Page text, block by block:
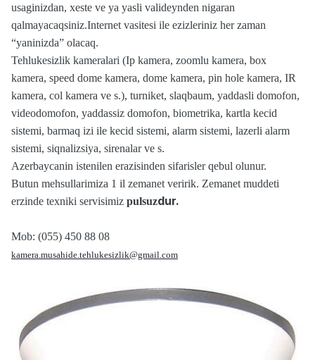
usaginizdan, xeste ve ya yasli valideynden nigaran
qalmayacaqsiniz.Internet vasitesi ile ezizleriniz her zaman
“yaninizda” olacaq.
Tehlukesizlik kameralari (Ip kamera, zoomlu kamera, box
kamera, speed dome kamera, dome kamera, pin hole kamera, IR
kamera, col kamera ve s.), turniket, slaqbaum, yaddasli domofon,
videodomofon, yaddassiz domofon, biometrika, kartla kecid
sistemi, barmaq izi ile kecid sistemi, alarm sistemi, lazerli alarm
sistemi, siqnalizsiya, sirenalar ve s.
Azerbaycanin istenilen erazisinden sifarisler qebul olunur.
Butun mehsullarimiza 1 il zemanet veririk. Zemanet muddeti
erzinde texniki servisimiz pulsuzdur.
Mob: (055) 450 88 08
kamera.musahide.tehlukesizlik@gmail.com